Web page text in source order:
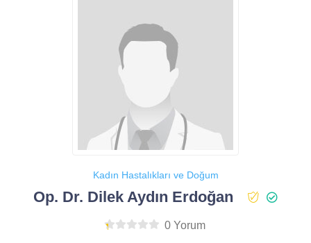
Kadın Hastalıkları ve Doğum
Op. Dr. Dilek Aydın Erdoğan
0 Yorum